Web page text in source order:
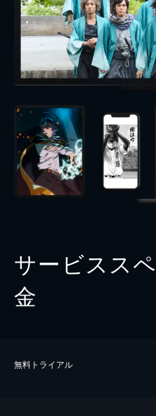
サービスス
金
無料トライアル